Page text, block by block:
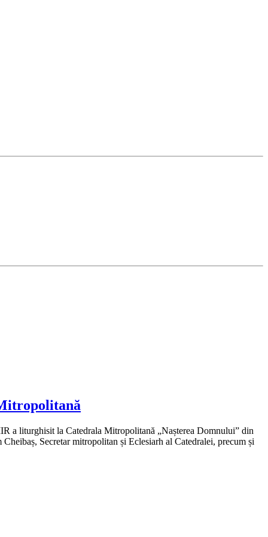
liturghisit la Catedrala Mitropolitană „Nașterea Domnului” din
Secretar mitropolitan și Eclesiarh al Catedralei, precum și